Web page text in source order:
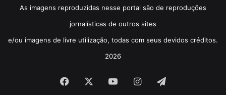
As imagens reproduzidas nesse portal são de reproduções
jornalísticas de outros sites
e/ou imagens de livre utilização, todas com seus devidos créditos.
2026
Facebook YouTubeInstagram